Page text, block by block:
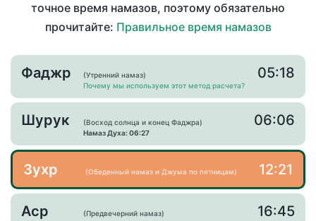
точное время намазов, поэтому обязательно
прочитайте: Правильное время намазов
Фаджр
(Утренний намаз)
Почему мы используем этот метод расчета?
05:18
Шурук
(Восход солнца и конец Фаджра)
Намаз Духа: 06:27
06:06
Зухр (Обеденный намаз и Джума по пятницам) 12:21
Аср (Предвечерний намаз) 16:45